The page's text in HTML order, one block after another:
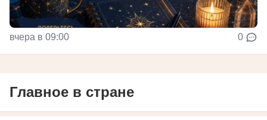
вчера в 09:00 0
Главное в стране